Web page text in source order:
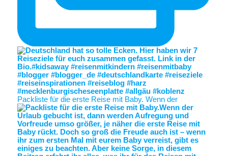
Packliste für die erste Reise mit Baby. Wenn der